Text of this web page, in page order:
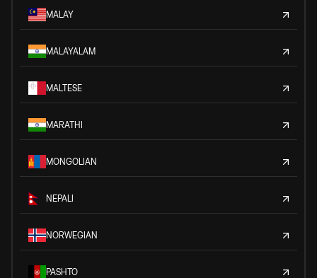
MALAY
MALAYALAM
MALTESE
MARATHI
MONGOLIAN
NEPALI
NORWEGIAN
PASHTO